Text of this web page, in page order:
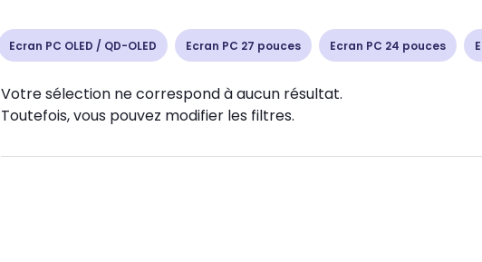
Ecran PC OLED / QD-OLED Ecran PC 27 pouces Ecran PC 24 pouces
Votre sélection ne correspond à aucun résultat.
Toutefois, vous pouvez modifier les filtres.